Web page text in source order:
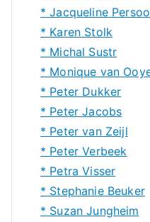
* Jacqueline
* Karen Stolk
* Michal Sustr
* Monique van
* Peter Dukker
* Peter Jacobs
* Peter van Zeijl
* Peter Verbeek
* Petra Visser
* Stephanie Beuker
* Suzan Jungheim